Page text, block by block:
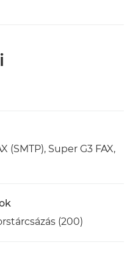
Super G3 FAX,
(200)